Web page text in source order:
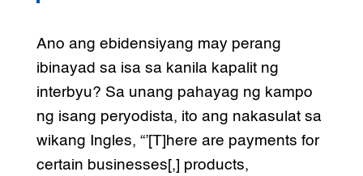
Ano ang ebidensiyang may perang
ibinayad sa isa sa kanila kapalit ng
interbyu? Sa unang pahayag ng kampo
ng isang peryodista, ito ang nakasulat sa
wikang Ingles, “’[T]here are payments for
certain businesses[,] products,